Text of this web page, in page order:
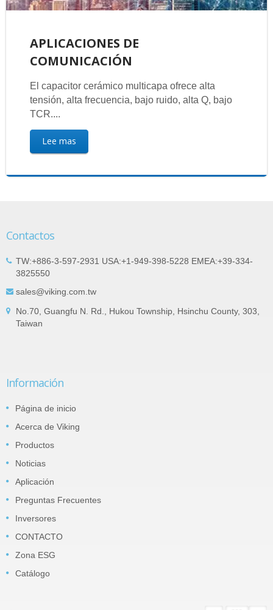
APLICACIONES DE
COMUNICACIÓN
El capacitor cerámico multicapa ofrece alta
tensión, alta frecuencia, bajo ruido, alta Q, bajo
TCR....
Lee mas
Contactos
TW:+886-3-597-2931 USA:+1-949-398-5228 EMEA:+39-334-
3825550
sales@viking.com.tw
No.70, Guangfu N. Rd., Hukou Township, Hsinchu County, 303,
Taiwan
Información
Página de inicio
Acerca de Viking
Productos
Noticias
Aplicación
Preguntas Frecuentes
Inversores
CONTACTO
Zona ESG
Catálogo